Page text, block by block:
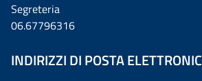
Segreteria
06.67796316
INDIRIZZI DI POSTA